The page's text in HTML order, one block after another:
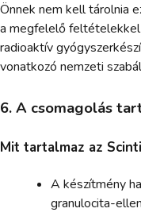
Önnek nem kell tárolnia
a megfelelő
radioaktív
vonatkozó nemzeti
6. A csomagolás
Mit tartalmaz az
A készítmény
granulocita-